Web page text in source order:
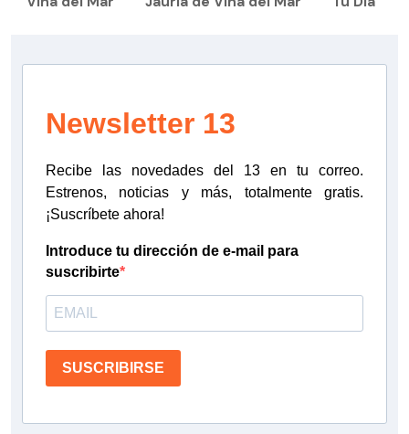
Newsletter 13
Recibe las novedades del 13 en tu correo.
Estrenos, noticias y más, totalmente gratis.
¡Suscríbete ahora!
Introduce tu dirección de e-mail para
suscribirte
SUSCRIBIRSE